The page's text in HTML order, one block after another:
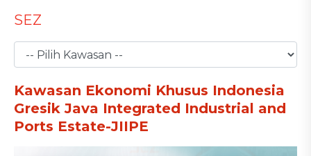
SEZ
Kawasan Ekonomi Khusus Indonesia
Gresik Java Integrated Industrial and
Ports Estate-JIIPE